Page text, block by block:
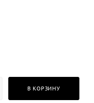
В КОРЗИНУ